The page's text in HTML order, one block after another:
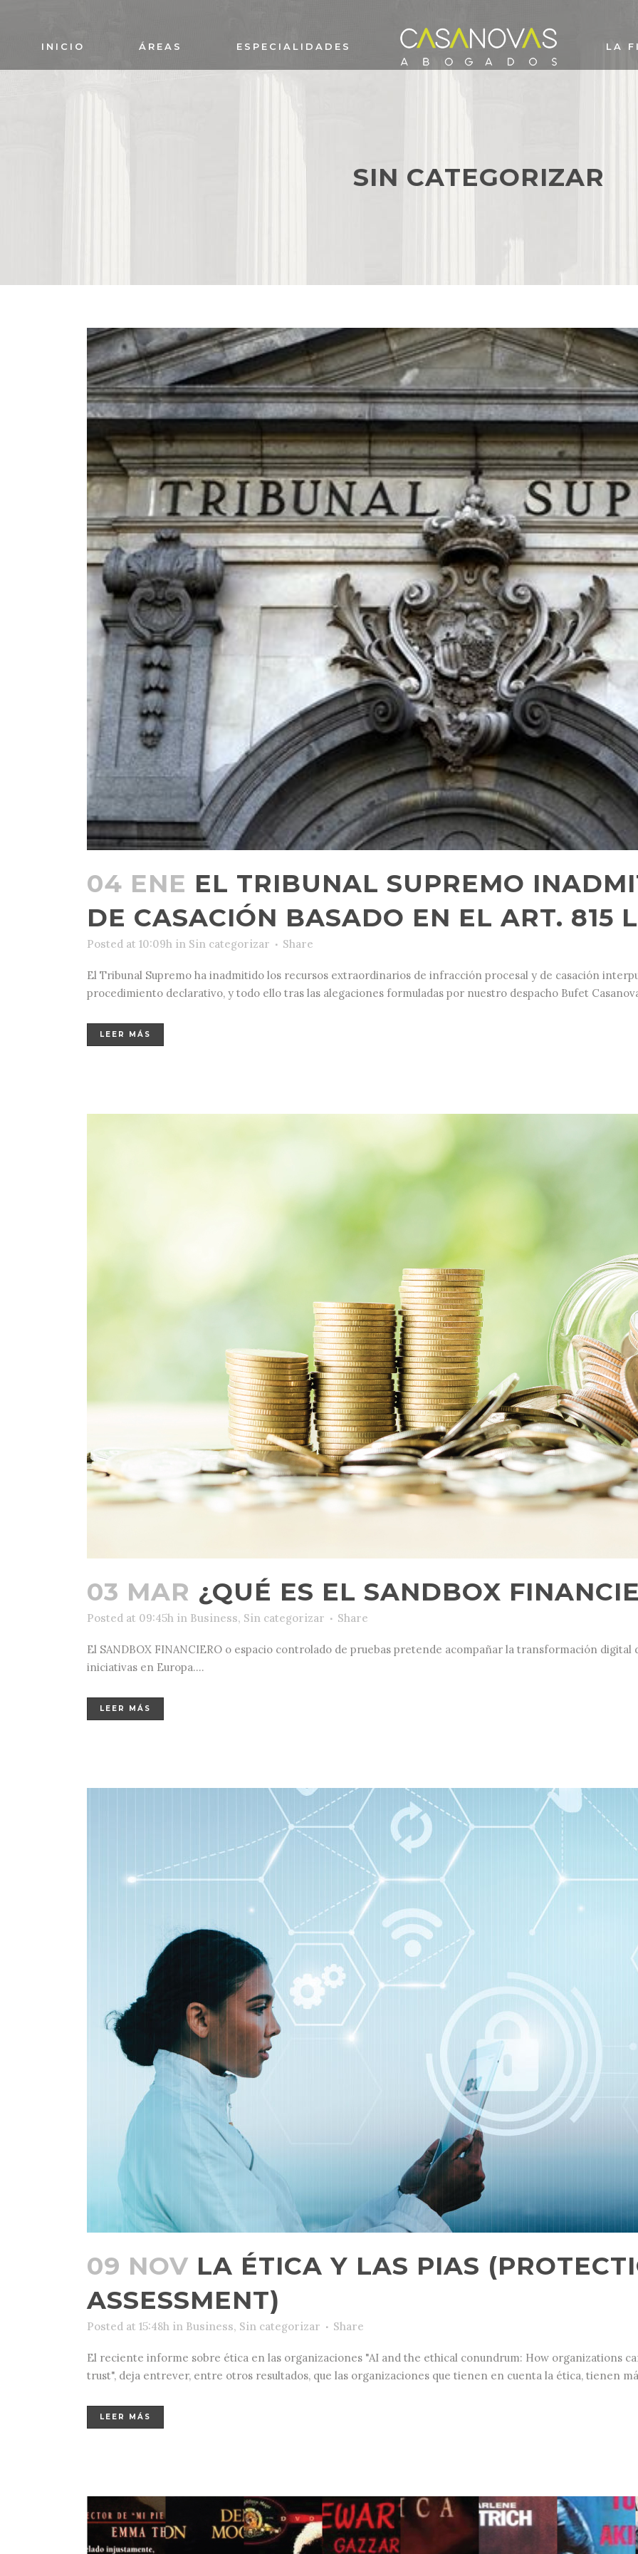
INICIO ÁREAS ESPECIALIDADES LA
SIN CATEGORIZAR
04 ENE EL TRIBUNAL SUPREMO
DE CASACIÓN BASADO EN EL ART. 815
Posted at 10:09h in Sin categorizar Share
El Tribunal Supremo ha inadmitido los recursos extraordinarios de infracción procesal y de casación
procedimiento declarativo, y todo ello tras las alegaciones formuladas por nuestro despacho Bufet
LEER MÁS
03 MAR ¿QUÉ ES EL SANDBOX
Posted at 09:45h in Business, Sin categorizar Share
El SANDBOX FINANCIERO o espacio controlado de pruebas pretende acompañar la transformación
iniciativas en Europa....
LEER MÁS
09 NOV LA ÉTICA Y LAS PIAS
ASSESSMENT)
Posted at 15:48h in Business, Sin categorizar Share
El reciente informe sobre ética en las organizaciones "AI and the ethical conundrum: How organizations
trust", deja entrever, entre otros resultados, que las organizaciones que tienen en cuenta la ética, tienen
LEER MÁS